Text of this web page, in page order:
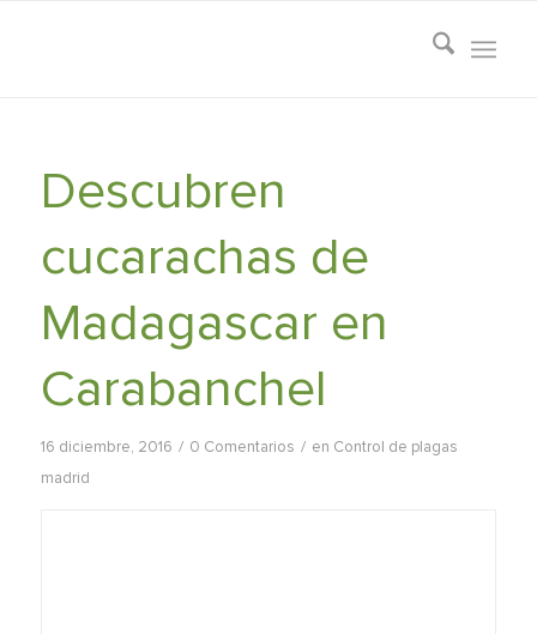
Descubren
cucarachas de
Madagascar en
Carabanchel
16 diciembre, 2016 / 0 Comentarios / en Control de plagas
madrid